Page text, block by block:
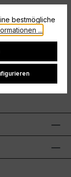
Outfits
bestmögliche
...